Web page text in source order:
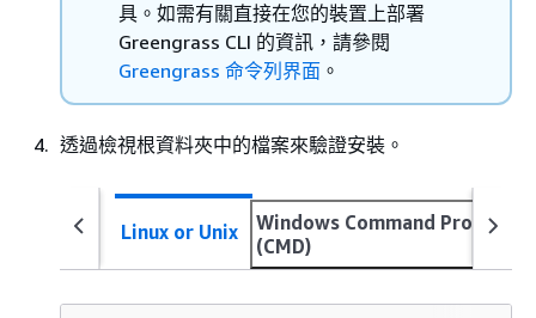
具。如需有關直接在您的裝置上部署
Greengrass CLI 的資訊，請參閱
Greengrass 命令列界面 。
透過檢視根資料夾中的檔案來驗證安裝。
Linux or Unix
Windows Command Prompt
(CMD)